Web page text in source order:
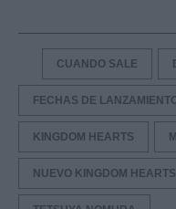
CUANDO SALE
FECHAS DE
KINGDOM HEARTS
NUEVO KINGDOM HEARTS